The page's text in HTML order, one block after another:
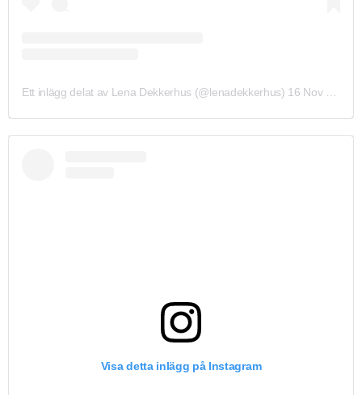
Ett inlägg delat av Lena Dekkerhus (@lenadekkerhus) 16 Nov 2018 kl. 10:31 PST
Visa detta inlägg på Instagram